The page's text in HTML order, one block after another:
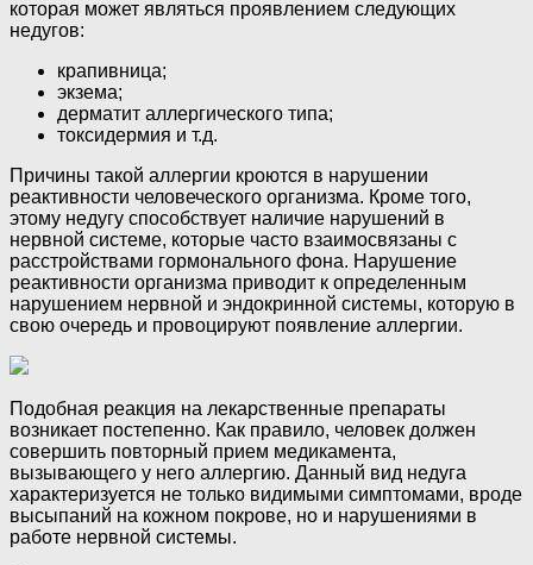
которая может являться проявлением следующих
недугов:
крапивница;
экзема;
дерматит аллергического типа;
токсидермия и т.д.
Причины такой аллергии кроются в нарушении
реактивности человеческого организма. Кроме того,
этому недугу способствует наличие нарушений в
нервной системе, которые часто взаимосвязаны с
расстройствами гормонального фона. Нарушение
реактивности организма приводит к определенным
нарушением нервной и эндокринной системы, которую в
свою очередь и провоцируют появление аллергии.
Подобная реакция на лекарственные препараты
возникает постепенно. Как правило, человек должен
совершить повторный прием медикамента,
вызывающего у него аллергию. Данный вид недуга
характеризуется не только видимыми симптомами, вроде
высыпаний на кожном покрове, но и нарушениями в
работе нервной системы.